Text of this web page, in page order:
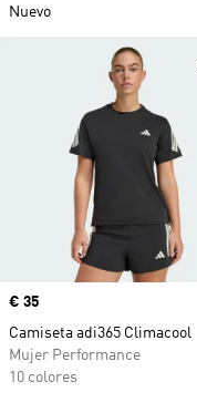
Nuevo
Precio
€ 35
Camiseta adi365 Climacool
Mujer Performance
10 colores